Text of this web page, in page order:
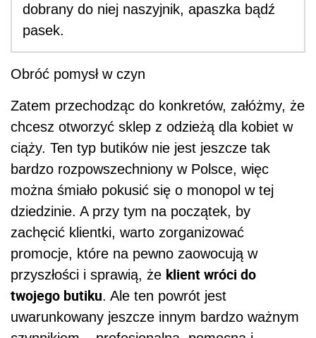
dobrany do niej naszyjnik, apaszka bądź
pasek.
Obróć pomysł w czyn
Zatem przechodząc do konkretów, załóżmy, że
chcesz otworzyć sklep z odzieżą dla kobiet w
ciąży. Ten typ butików nie jest jeszcze tak
bardzo rozpowszechniony w Polsce, więc
można śmiało pokusić się o monopol w tej
dziedzinie. A przy tym na początek, by
zachęcić klientki, warto zorganizować
promocje, które na pewno zaowocują w
przyszłości i sprawią, że klient wróci do
twojego butiku. Ale ten powrót jest
uwarunkowany jeszcze innym bardzo ważnym